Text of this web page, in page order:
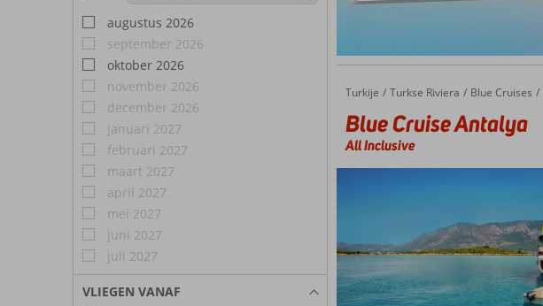
augustus 2026
september 2026
oktober 2026
november 2026
december 2026
januari 2027
februari 2027
maart 2027
april 2027
mei 2027
juni 2027
juli 2027
VLIEGEN VANAF
Home
Turkije Turkse Riviera Blue Cruises
Blue Cruise Antalya
Blue Cruise Antalya
All Inclusive